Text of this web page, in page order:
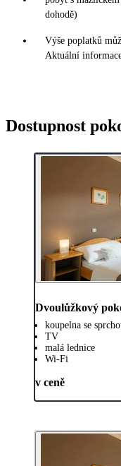
dohodě)
Výše poplatků
Aktuální
Dostupnost
Dvoulůžkový
koupelna se
TV
malá lednice
Wi-Fi
v ceně